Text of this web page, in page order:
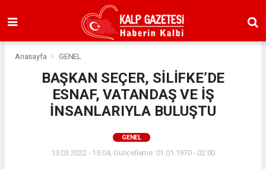
Anasayfa GENEL
BAŞKAN SEÇER, SİLİFKE’DE
ESNAF, VATANDAŞ VE İŞ
İNSANLARIYLA BULUŞTU
GENEL
13.03.2022 - 15:04, Güncelleme: 01.01.1970 - 02:00